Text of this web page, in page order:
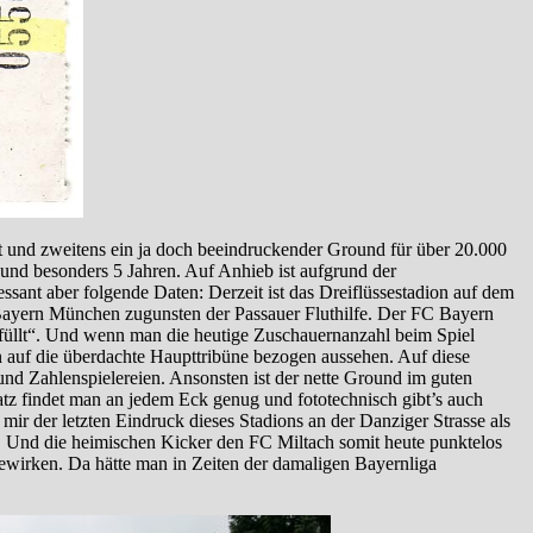
zweitens ein ja doch beeindruckender Ground für über 20.000
besonders 5 Jahren. Auf Anhieb ist aufgrund der
aber folgende Daten: Derzeit ist das Dreiflüssestadion auf dem
München zugunsten der Passauer Fluthilfe. Der FC Bayern
Und wenn man die heutige Zuschauernanzahl beim Spiel
die überdachte Haupttribüne bezogen aussehen. Auf diese
Zahlenspielereien. Ansonsten ist der nette Ground im guten
findet man an jedem Eck genug und fototechnisch gibt’s auch
der letzten Eindruck dieses Stadions an der Danziger Strasse als
die heimischen Kicker den FC Miltach somit heute punktelos
Da hätte man in Zeiten der damaligen Bayernliga